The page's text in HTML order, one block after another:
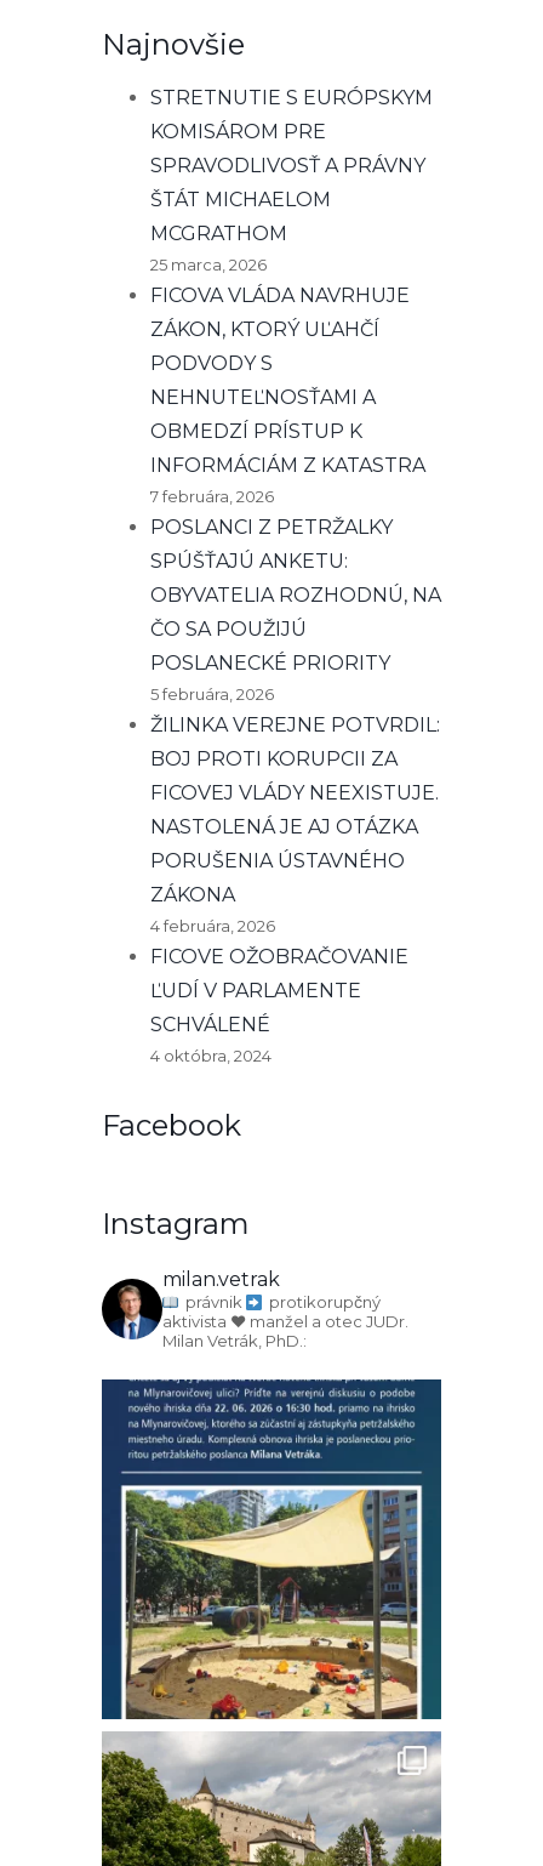
Najnovšie
STRETNUTIE S EURÓPSKYM
KOMISÁROM PRE
SPRAVODLIVOSŤ A PRÁVNY
ŠTÁT MICHAELOM
MCGRATHOM
25 marca, 2026
FICOVA VLÁDA NAVRHUJE
ZÁKON, KTORÝ UĽAHČÍ
PODVODY S
NEHNUTEĽNOSŤAMI A
OBMEDZÍ PRÍSTUP K
INFORMÁCIÁM Z KATASTRA
7 februára, 2026
POSLANCI Z PETRŽALKY
SPÚŠŤAJÚ ANKETU:
OBYVATELIA ROZHODNÚ, NA
ČO SA POUŽIJÚ
POSLANECKÉ PRIORITY
5 februára, 2026
ŽILINKA VEREJNE POTVRDIL:
BOJ PROTI KORUPCII ZA
FICOVEJ VLÁDY NEEXISTUJE.
NASTOLENÁ JE AJ OTÁZKA
PORUŠENIA ÚSTAVNÉHO
ZÁKONA
4 februára, 2026
FICOVE OŽOBRAČOVANIE
ĽUDÍ V PARLAMENTE
SCHVÁLENÉ
4 októbra, 2024
Facebook
Instagram
milan.vetrak
právnik
protikorupčný
aktivista ♥️ manžel a otec JUDr.
Milan Vetrák, PhD.: